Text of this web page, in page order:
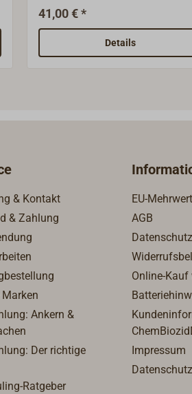
& Bey Typ PB420 und PB410.
Halterung wird an der Rückwand
der Laterne montiert und läßt
sich mit dem am Boot
41,00 € *
Details
& Kontakt
& Zahlung
Marken
Ankern &
Der richtige
Ratgeber
EU-
AGB
Online-
Impressum